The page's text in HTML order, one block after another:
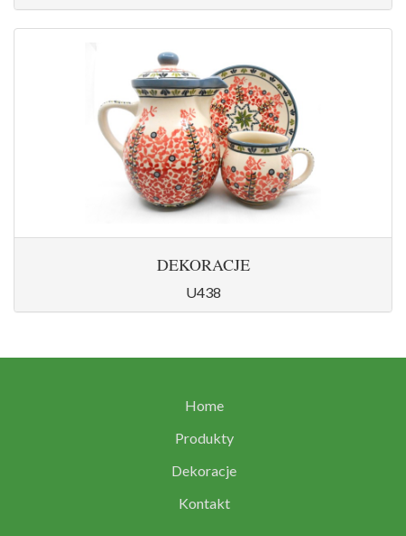
DEKORACJE
U438
Home
Produkty
Dekoracje
Kontakt